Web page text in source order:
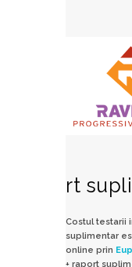
rt
Costul testarii
suplimentar
online prin
+ raport